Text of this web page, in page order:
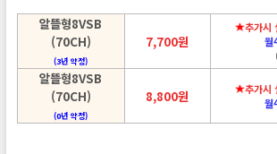
알뜰형8VSB
(70CH)
(3년 약정)
7,700원
추가시
월
알뜰형8VSB
(70CH)
(0년 약정)
8,800원
추가시
월